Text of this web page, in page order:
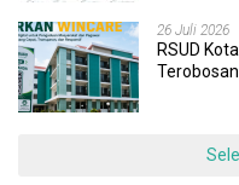
26 Juli 2026
RSUD